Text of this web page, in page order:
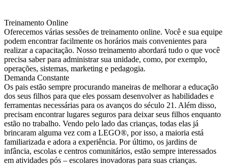
Treinamento Online
Oferecemos várias sessões de treinamento online. Você e sua equipe
podem encontrar facilmente os horários mais convenientes para
realizar a capacitação. Nosso treinamento abordará tudo o que você
precisa saber para administrar sua unidade, como, por exemplo,
operações, sistemas, marketing e pedagogia.
Demanda Constante
Os pais estão sempre procurando maneiras de melhorar a educação
dos seus filhos para que eles possam desenvolver as habilidades e
ferramentas necessárias para os avanços do século 21. Além disso,
precisam encontrar lugares seguros para deixar seus filhos enquanto
estão no trabalho. Vendo pelo lado das crianças, todas elas já
brincaram alguma vez com a LEGO®, por isso, a maioria está
familiarizada e adora a experiência. Por último, os jardins de
infância, escolas e centros comunitários, estão sempre interessados
em atividades pós – escolares inovadoras para suas crianças.